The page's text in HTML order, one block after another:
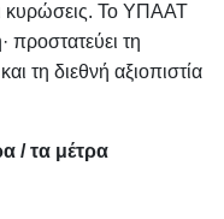
κυρώσεις. Το ΥΠΑΑΤ
προστατεύει τη
τη διεθνή αξιοπιστία
/ τα μέτρα